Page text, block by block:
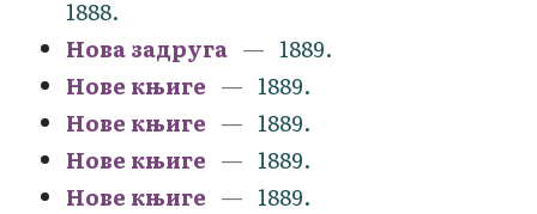
1888.
Нова задруга
1889.
Нове књиге
1889.
Нове књиге
1889.
Нове књиге
1889.
Нове књиге
1889.